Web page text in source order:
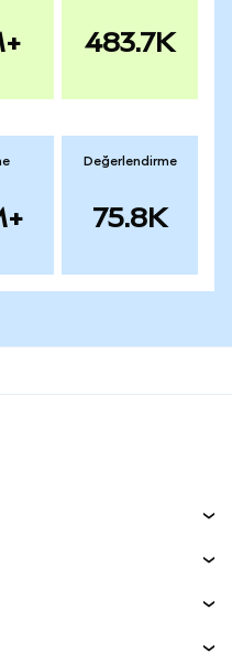
483.7K
Değerlendirme
75.8K